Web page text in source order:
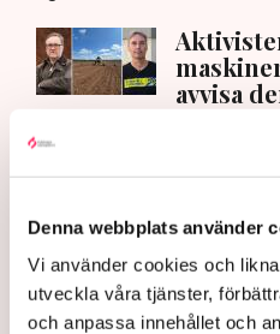
Denna webbplats använder
Vi använder cookies och
utveckla våra tjänster,
och anpassa innehållet och
avvisa
på helt
Torvtäkten i Grimsås har
sedan 28 juli.
Polisen kritiseras för